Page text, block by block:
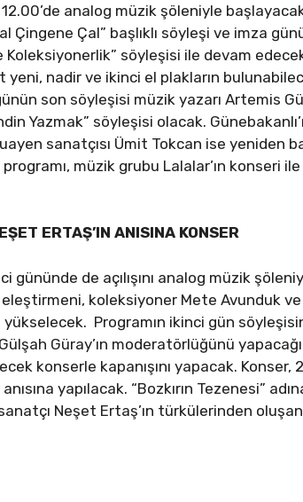
analog müzik şöleniyle
Çingene Çal” başlıklı söyleşi ve imza
Koleksiyonerlik” söyleşisi ile devam
nadir ve ikinci el plakların
son söyleşisi müzik yazarı Artemis
Yazmak” söyleşisi olacak.
sanatçısı Ümit Tokcan ise yeniden
müzik grubu Lalalar’ın konseri ile
ERTAŞ’IN ANISINA KONSER
gününde de açılışını analog müzik
koleksiyoner Mete Avunduk
Programın ikinci gün
Güray’ın moderatörlüğünü
konserle kapanışını yapacak. Konser,
yapılacak. “Bozkırın Tezenesi”
Neşet Ertaş’ın türkülerinden